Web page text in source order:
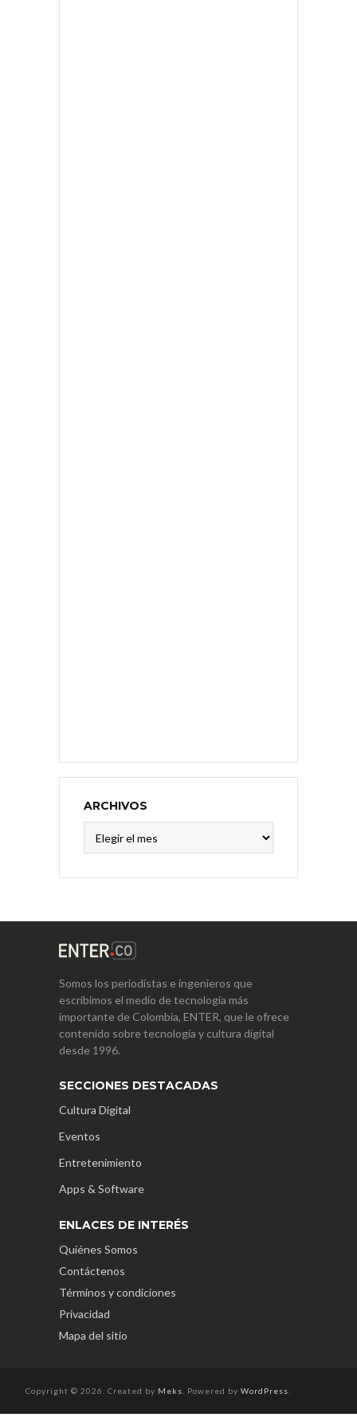
ARCHIVOS
Somos los periodistas e ingenieros que
escribimos el medio de tecnología más
importante de Colombia, ENTER, que le ofrece
contenido sobre tecnología y cultura digital
desde 1996.
SECCIONES DESTACADAS
Cultura Digital
Eventos
Entretenimiento
Apps & Software
ENLACES DE INTERÉS
Quiénes Somos
Contáctenos
Términos y condiciones
Privacidad
Mapa del sitio
Copyright © 2026. Created by Meks . Powered by WordPress